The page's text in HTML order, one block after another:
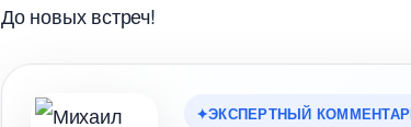
До новых встреч!
ЭКСПЕРТНЫЙ